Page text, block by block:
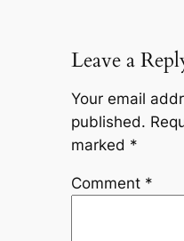
Leave a
Your email
published.
marked *
Comment *